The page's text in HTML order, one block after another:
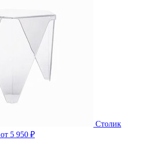
Столик
от 5 950 ₽